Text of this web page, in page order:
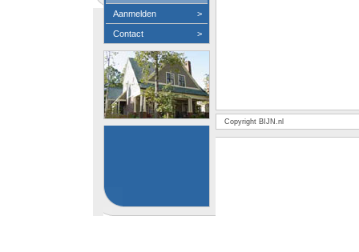
Aanmelden >
Contact >
Copyright BIJN.nl